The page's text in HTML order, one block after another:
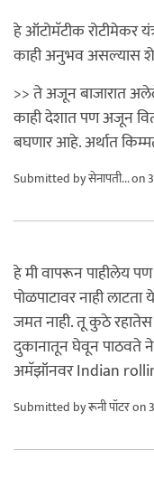
हे ऑटोमॅटीक रोटीमेकर
काही अनुभव असल्यास
>> ते अजून बाजारात
काही देशात पण अजून
बघणार आहे. अर्थात
Submitted byसेनापती...on
हे मी वापरून पाहीलेय
पोळपाटावर नाही
जमत नाही. तू कुठे
दुकानातून घेवून पाठवते
अमॅझॉनवर Indian
Submitted byरूनी पॉटरon